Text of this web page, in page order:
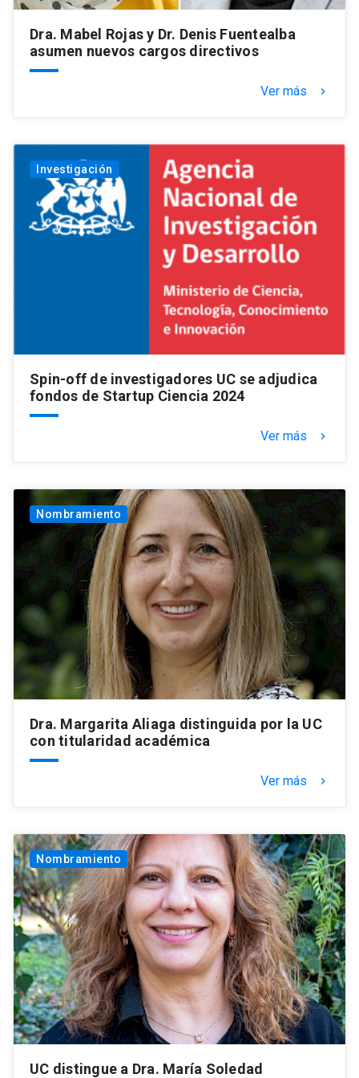
Dra. Mabel Rojas y Dr. Denis Fuentealba
asumen nuevos cargos directivos
Ver más keyboard_arrow_right
Investigación
Spin-off de investigadores UC se adjudica
fondos de Startup Ciencia 2024
Ver más keyboard_arrow_right
Nombramiento
Dra. Margarita Aliaga distinguida por la UC
con titularidad académica
Ver más keyboard_arrow_right
Nombramiento
UC distingue a Dra. María Soledad